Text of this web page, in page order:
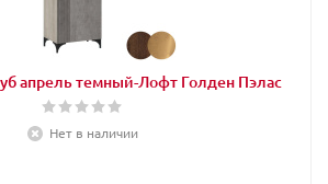
апрель темный-Лофт Голден Пэлас
Нет в наличии